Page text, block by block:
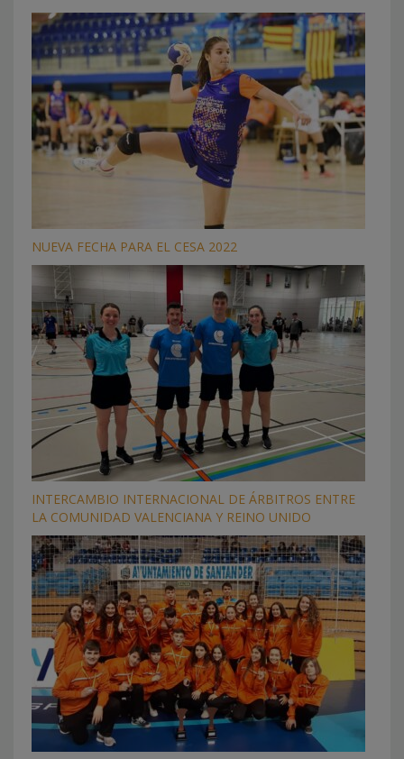
NUEVA FECHA PARA EL CESA 2022
INTERCAMBIO INTERNACIONAL DE ÁRBITROS ENTRE
LA COMUNIDAD VALENCIANA Y REINO UNIDO